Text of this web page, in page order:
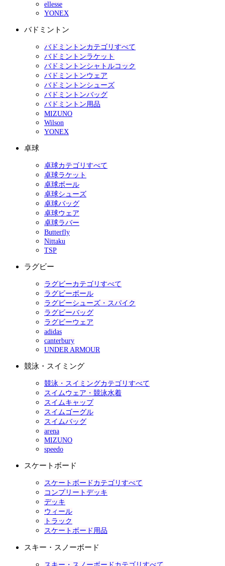
ellesse
YONEX
バドミントン
バドミントンカテゴリすべて
バドミントンラケット
バドミントンシャトルコック
バドミントンウェア
バドミントンシューズ
バドミントンバッグ
バドミントン用品
MIZUNO
Wilson
YONEX
卓球
卓球カテゴリすべて
卓球ラケット
卓球ボール
卓球シューズ
卓球バッグ
卓球ウェア
卓球ラバー
Butterfly
Nittaku
TSP
ラグビー
ラグビーカテゴリすべて
ラグビーボール
ラグビーシューズ・スパイク
ラグビーバッグ
ラグビーウェア
adidas
canterbury
UNDER ARMOUR
競泳・スイミング
競泳・スイミングカテゴリすべて
スイムウェア・競泳水着
スイムキャップ
スイムゴーグル
スイムバッグ
arena
MIZUNO
speedo
スケートボード
スケートボードカテゴリすべて
コンプリートデッキ
デッキ
ウィール
トラック
スケートボード用品
スキー・スノーボード